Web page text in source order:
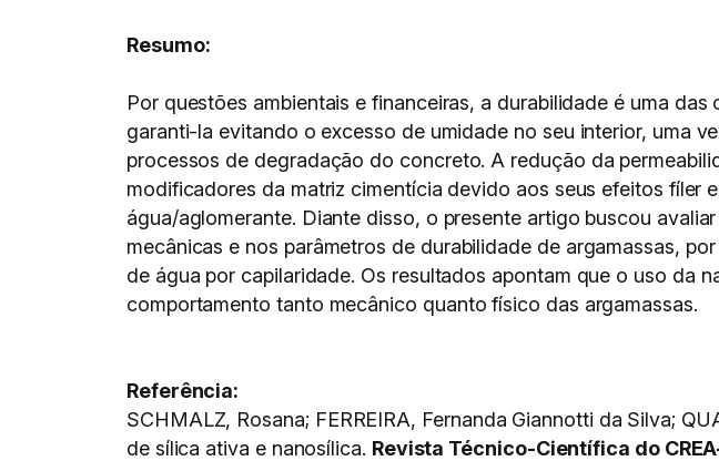
Resumo:
Por questões ambientais e financeiras, a durabilidade é uma
garanti-la evitando o excesso de umidade no seu interior, uma
processos de degradação do concreto. A redução da
modificadores da matriz cimentícia devido aos seus efeitos fíler
água/aglomerante. Diante disso, o presente artigo buscou
mecânicas e nos parâmetros de durabilidade de argamassas,
de água por capilaridade. Os resultados apontam que o uso da
comportamento tanto mecânico quanto físico das argamassas.
Referência:
SCHMALZ, Rosana; FERREIRA, Fernanda Giannotti da Silva;
de sílica ativa e nanosílica. Revista Técnico-Científica do